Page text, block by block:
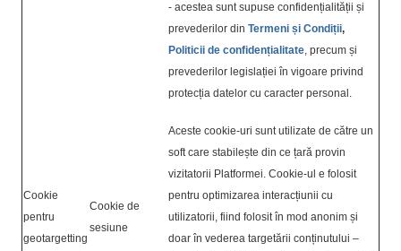
- acestea sunt supuse confidențialității și
prevederilor din Termeni și Condiții,
Politicii de confidențialitate, precum și
prevederilor legislației în vigoare privind
protecția datelor cu caracter personal.
Cookie
pentru
geotargetting
Cookie de
sesiune
Aceste cookie-uri sunt utilizate de către un
soft care stabilește din ce țară provin
vizitatorii Platformei. Cookie-ul e folosit
pentru optimizarea interacțiunii cu
utilizatorii, fiind folosit în mod anonim și
doar în vederea targetării conținutului –